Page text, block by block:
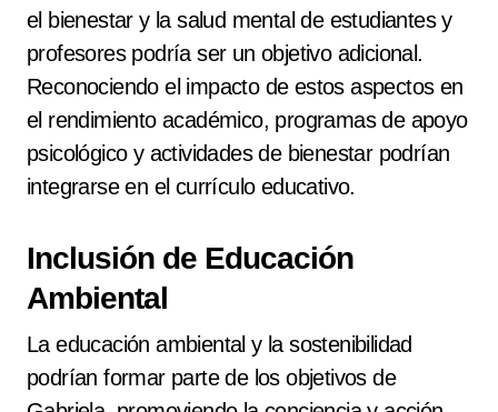
el bienestar y la salud mental de estudiantes y
profesores podría ser un objetivo adicional.
Reconociendo el impacto de estos aspectos en
el rendimiento académico, programas de apoyo
psicológico y actividades de bienestar podrían
integrarse en el currículo educativo.
Inclusión de Educación
Ambiental
La educación ambiental y la sostenibilidad
podrían formar parte de los objetivos de